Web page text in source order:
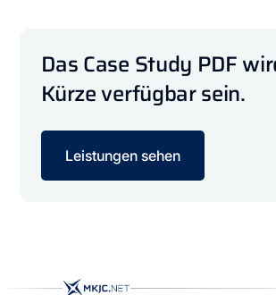
Das Case Study PDF
Kürze verfügbar sein.
Leistungen sehen